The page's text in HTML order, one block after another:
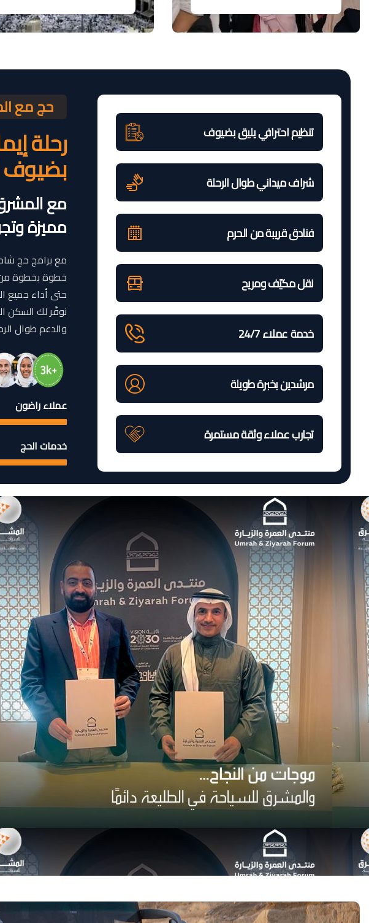
تنظيم احترافي يليق بضيوف
شراف ميداني طوال الرحلة
فنادق قريبة من الحرم
نقل مكيّف ومريح
خدمة عملاء 24/7
مرشدين بخبرة طويلة
تجارب عملاء وثقة مستمرة
حج مع
رحلة
بضيوف
مع
مميزة
مع برامج حج
خطوة بخطوة
حتى أداء جميع
نوفّر لك السكن
والدعم طوال
عملاء راضون
خدمات الحج